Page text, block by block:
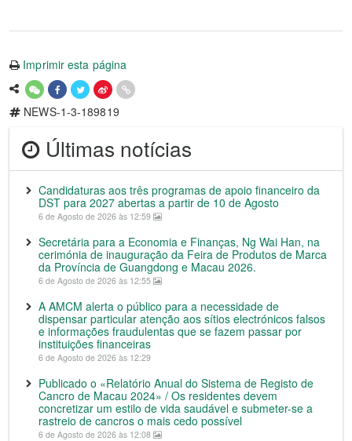
Imprimir esta página
NEWS-1-3-189819
Últimas notícias
Candidaturas aos três programas de apoio financeiro da
DST para 2027 abertas a partir de 10 de Agosto
6 de Agosto de 2026 às 12:59
Secretária para a Economia e Finanças, Ng Wai Han, na
cerimónia de inauguração da Feira de Produtos de Marca
da Província de Guangdong e Macau 2026.
6 de Agosto de 2026 às 12:55
A AMCM alerta o público para a necessidade de
dispensar particular atenção aos sítios electrónicos falsos
e informações fraudulentas que se fazem passar por
instituições financeiras
6 de Agosto de 2026 às 12:29
Publicado o «Relatório Anual do Sistema de Registo de
Cancro de Macau 2024» / Os residentes devem
concretizar um estilo de vida saudável e submeter-se a
rastreio de cancros o mais cedo possível
6 de Agosto de 2026 às 12:08